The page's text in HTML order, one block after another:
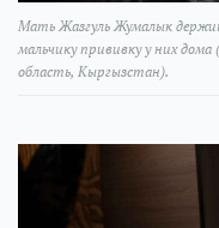
Мать Жазгуль Жумалык
мальчику прививку у них
область, Кыргызстан).